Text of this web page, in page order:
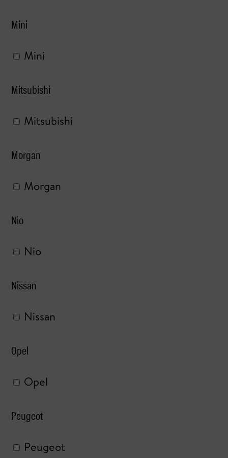
Mini
Mini
Mitsubishi
Mitsubishi
Morgan
Morgan
Nio
Nio
Nissan
Nissan
Opel
Opel
Peugeot
Peugeot